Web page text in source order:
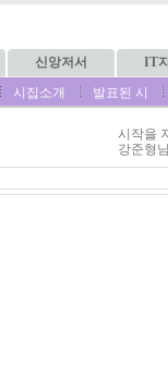
신앙저서
IT
시집소개 발표된 시
시작을
강준형